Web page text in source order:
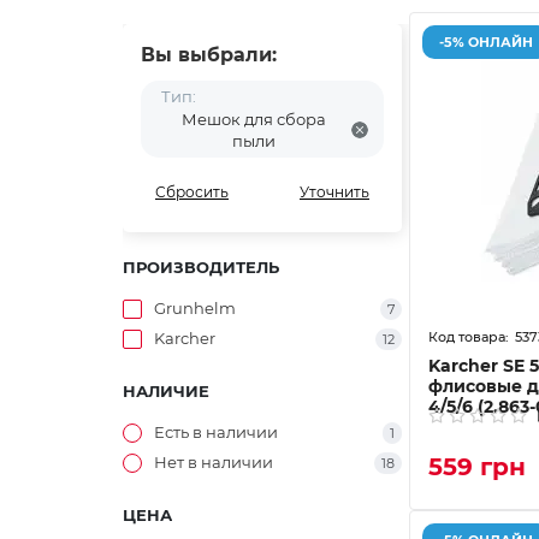
Вы выбрали:
Тип:
Мешок для сбора
пыли
Сбросить Уточнить
ПРОИЗВОДИТЕЛЬ
Grunhelm 7
Karcher 12
НАЛИЧИЕ
Есть в наличии 1
Нет в наличии 18
ЦЕНА
-5% ОНЛАЙН
Karcher SE
флисовые
4/5/6
559 грн